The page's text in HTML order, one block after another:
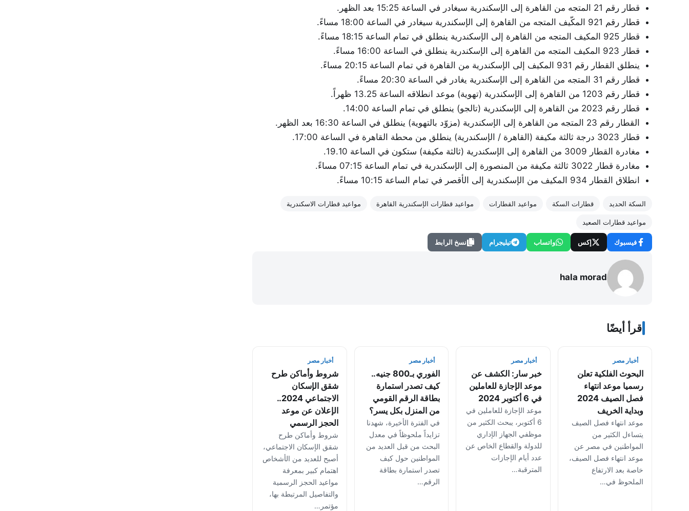
قطار رقم 21 المتجه من القاهرة إلى الإسكندرية سيغادر في الساعة 15:25 بعد الظهر.
قطار رقم 921 المكّيف المتجه من القاهرة إلى الإسكندرية سيغادر في الساعة 18:00 مساءً.
قطار 925 المكيف المتجه من القاهرة إلى الإسكندرية ينطلق في تمام الساعة 18:15 مساءً.
قطار 923 المكيف المتجه من القاهرة إلى الإسكندرية ينطلق في الساعة 16:00 مساءً.
ينطلق القطار رقم 931 المكيف إلى الإسكندرية من القاهرة في تمام الساعة 20:15 مساءً.
قطار رقم 31 المتجه من القاهرة إلى الإسكندرية يغادر في الساعة 20:30 مساءً.
قطار رقم 1203 من القاهرة إلى الإسكندرية (تهوية) موعد انطلاقه الساعة 13.25 ظهراً.
قطار رقم 2023 من القاهرة إلى الإسكندرية (تالجو) ينطلق في تمام الساعة 14:00.
القطار رقم 23 المتجه من القاهرة إلى الإسكندرية (مزوّد بالتهوية) ينطلق في الساعة 16:30 بعد الظهر.
قطار 3023 درجة ثالثة مكيفة (القاهرة / الإسكندرية) ينطلق من محطة القاهرة في الساعة 17:00.
مغادرة القطار 3009 من القاهرة إلى الإسكندرية (ثالثة مكيفة) ستكون في الساعة 19.10.
مغادرة قطار 3022 ثالثة مكيفة من المنصورة إلى الإسكندرية في تمام الساعة 07:15 مساءً.
انطلاق القطار 934 المكيف من الإسكندرية إلى الأقصر في تمام الساعة 10:15 مساءً.
السكة الحديد قطارات السكة مواعيد القطارات مواعيد قطارات الإسكندرية القاهرة مواعيد قطارات الاسكندرية
مواعيد قطارات الصعيد
فيسبوك إكس واتساب تيليجرام نسخ الرابط
hala morad
اقرأ أيضًا
أخبار مصر
البحوث الفلكية تعلن
رسميا موعد انتهاء
فصل الصيف 2024
وبداية الخريف
موعد انتهاء فصل الصيف
يتساءل الكثير من
المواطنين في مصر عن
موعد انتهاء فصل الصيف،
خاصة بعد الارتفاع
الملحوظ في…
أخبار مصر
خبر سار: الكشف عن
موعد الإجازة للعاملين
في 6 أكتوبر 2024
موعد الإجازة للعاملين في
6 أكتوبر، يبحث الكثير من
موظفي الجهاز الإداري
للدولة والقطاع الخاص عن
عدد أيام الإجازات
المترقبة…
أخبار مصر
الفوري بـ800 جنيه..
كيف تصدر استمارة
بطاقة الرقم القومي
من المنزل بكل يسر؟
في الفترة الأخيرة، شهدنا
تزايداً ملحوظاً في معدل
البحث من قبل العديد من
المواطنين حول كيف
تصدر استمارة بطاقة
الرقم…
أخبار مصر
شروط وأماكن طرح
شقق الإسكان
الاجتماعي 2024..
الإعلان عن موعد
الحجز الرسمي
شروط وأماكن طرح
شقق الإسكان الاجتماعي،
أصبح للعديد من الأشخاص
اهتمام كبير بمعرفة
مواعيد الحجز الرسمية
والتفاصيل المرتبطة بها،
مؤتمر…